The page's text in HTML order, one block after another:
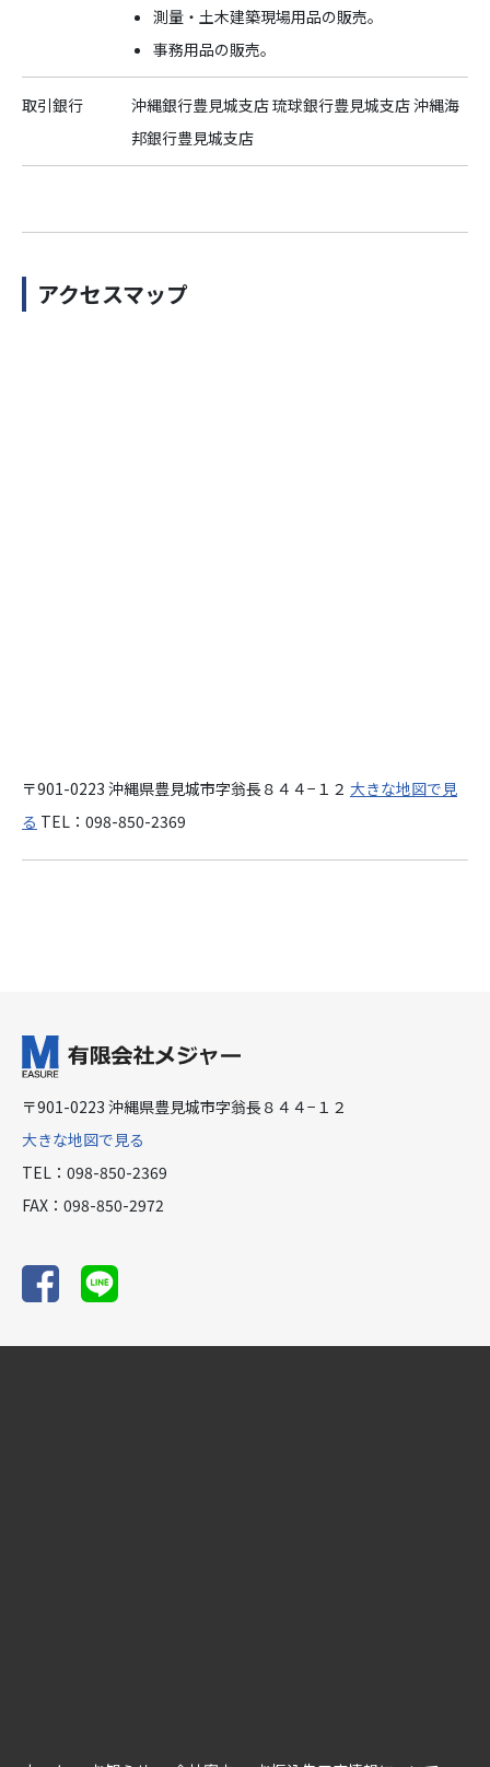
測量・土木建築現場用品の販売。
事務用品の販売。
取引銀行
沖縄銀行豊見城支店 琉球銀行豊見城支店 沖縄海
邦銀行豊見城支店
アクセスマップ
〒901-0223 沖縄県豊見城市字翁長８４４−１２ 大きな地図で見
る TEL：098-850-2369
〒901-0223 沖縄県豊見城市字翁長８４４−１２
大きな地図で見る
TEL：098-850-2369
FAX：098-850-2972